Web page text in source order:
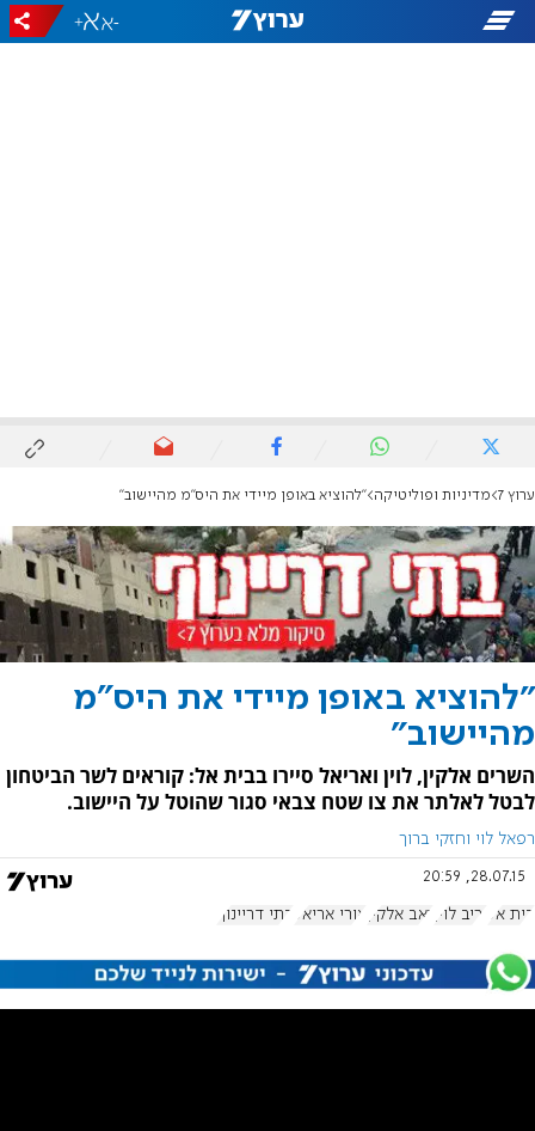
-
+
ערוץ 7 מדיניות ופוליטיקה "להוציא באופן מיידי את היס״מ מהיישוב"
"להוציא באופן מיידי את היס״מ
מהיישוב"
השרים אלקין, לוין ואריאל סיירו בבית אל: קוראים לשר הביטחון
לבטל לאלתר את צו שטח צבאי סגור שהוטל על היישוב.
רפאל לוי וחזקי ברוך
28.07.15, 20:59
בית אל יריב לוין זאב אלקין אורי אריאל בתי דריינוף